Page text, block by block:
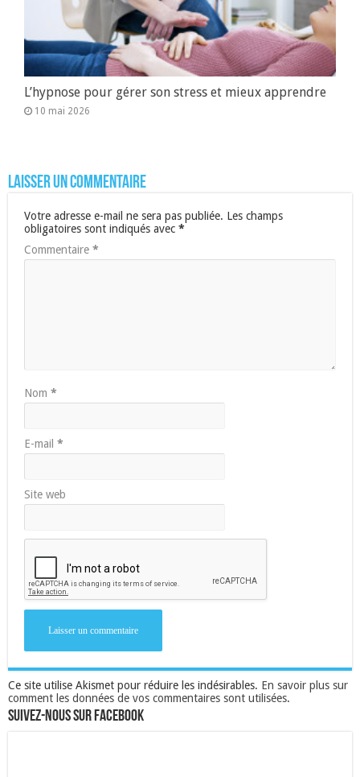
L’hypnose pour gérer son stress et mieux apprendre
10 mai 2026
Laisser un commentaire
Votre adresse e-mail ne sera pas publiée. Les champs
obligatoires sont indiqués avec *
Commentaire *
Nom *
E-mail *
Site web
Ce site utilise Akismet pour réduire les indésirables. En savoir plus sur
comment les données de vos commentaires sont utilisées.
Suivez-nous sur Facebook